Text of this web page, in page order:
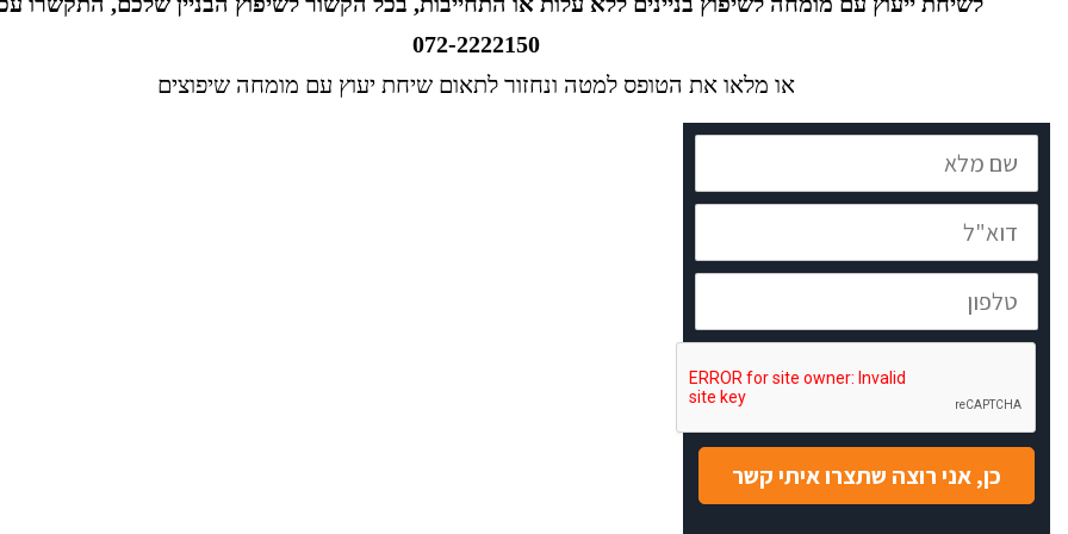
072-2222150
או מלאו את הטופס למטה ונחזור לתאום שיחת יעוץ עם מומחה שיפוצים
שם
מלא
דוא"ל
טלפון
כן, אני רוצה שתצרו איתי קשר